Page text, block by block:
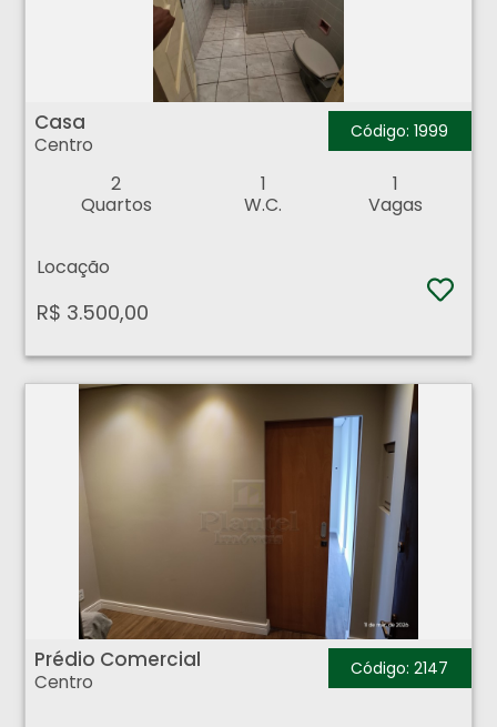
Casa
Centro
Código: 1999
2
Quartos
1
W.C.
1
Vagas
Locação
R$ 3.500,00
Prédio Comercial - Centro - Ribeirão Preto
Prédio Comercial
Centro
Código: 2147